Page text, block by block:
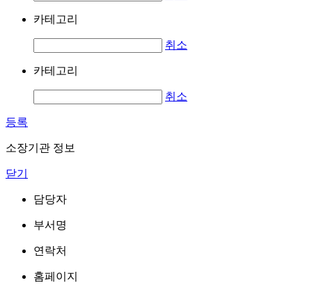
카테고리
취소
카테고리
취소
등록
소장기관 정보
닫기
담당자
부서명
연락처
홈페이지